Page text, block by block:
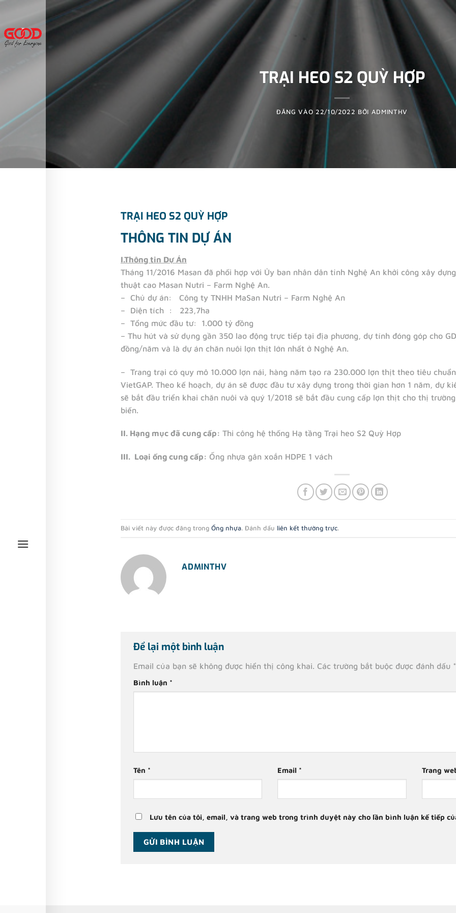
nội
dung
TRẠI HEO S2 QUỲ HỢP
ĐĂNG VÀO 22/10/2022 BỞI ADMINTHV
TRẠI HEO S2 QUỲ HỢP
THÔNG TIN DỰ ÁN
I.Thông tin Dự Án
Tháng 11/2016 Masan đã phối hợp với Ủy ban nhân dân tỉnh Nghệ An khởi công xây
thuật cao Masan Nutri – Farm Nghệ An.
– Chủ dự án: Công ty TNHH MaSan Nutri – Farm Nghệ An
– Diện tích : 223,7ha
– Tổng mức đầu tư: 1.000 tỷ đồng
– Thu hút và sử dụng gần 350 lao động trực tiếp tại địa phương, dự tính đóng góp cho
đồng/năm và là dự án chăn nuôi lợn thịt lớn nhất ở Nghệ An.
– Trang trại có quy mô 10.000 lợn nái, hàng năm tạo ra 230.000 lợn thịt theo tiêu
VietGAP. Theo kế hoạch, dự án sẽ được đầu tư xây dựng trong thời gian hơn 1 năm, dự
sẽ bắt đầu triển khai chăn nuôi và quý 1/2018 sẽ bắt đầu cung cấp lợn thịt cho thị
biến.
II. Hạng mục đã cung cấp: Thi công hệ thống Hạ tầng Trại heo S2 Quỳ Hợp
III. Loại ống cung cấp: Ống nhựa gân xoắn HDPE 1 vách
Bài viết này được đăng trong Ống nhựa. Đánh dấu liên kết thường trực.
ADMINTHV
Để lại một bình luận
Email của bạn sẽ không được hiển thị công khai. Các trường bắt buộc được đánh dấu *
Bình luận *
Tên * Email * Trang
Lưu tên của tôi, email, và trang web trong trình duyệt này cho lần bình luận kế tiếp